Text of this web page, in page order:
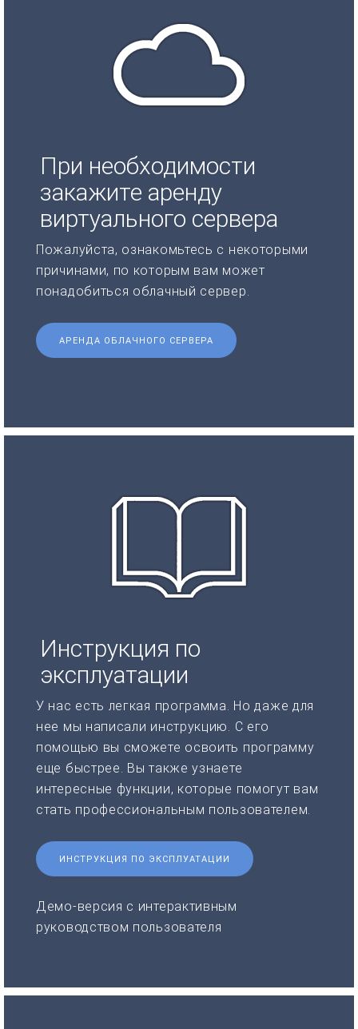
При необходимости
закажите аренду
виртуального сервера
Пожалуйста, ознакомьтесь с некоторыми
причинами, по которым вам может
понадобиться облачный сервер.
АРЕНДА ОБЛАЧНОГО СЕРВЕРА
Инструкция по
эксплуатации
У нас есть легкая программа. Но даже для
нее мы написали инструкцию. С его
помощью вы сможете освоить программу
еще быстрее. Вы также узнаете
интересные функции, которые помогут вам
стать профессиональным пользователем.
ИНСТРУКЦИЯ ПО ЭКСПЛУАТАЦИИ
Демо-версия с интерактивным
руководством пользователя